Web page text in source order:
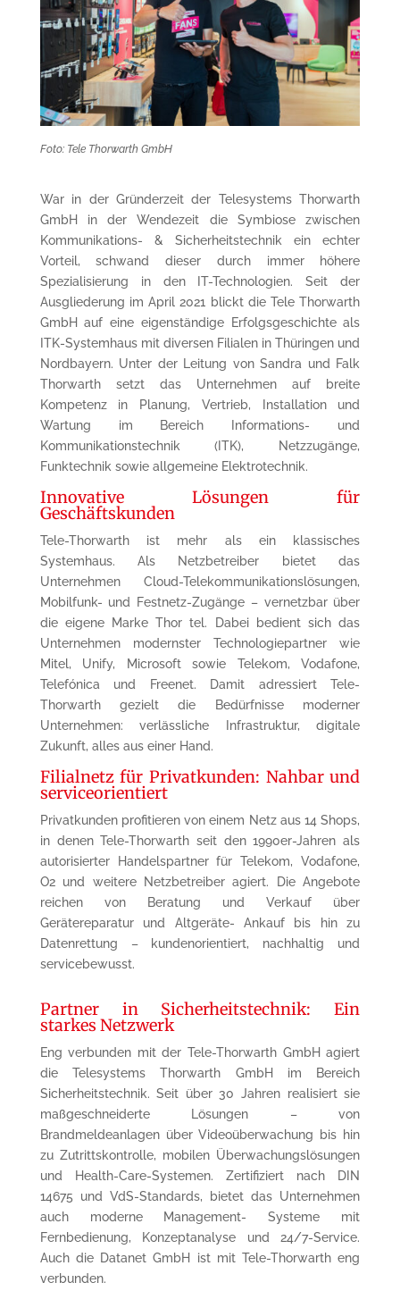
Foto: Tele Thorwarth GmbH
War in der Gründerzeit der Telesystems Thorwarth
GmbH in der Wendezeit die Symbiose zwischen
Kommunikations- & Sicherheitstechnik ein echter
Vorteil, schwand dieser durch immer höhere
Spezialisierung in den IT-Technologien. Seit der
Ausgliederung im April 2021 blickt die Tele Thorwarth
GmbH auf eine eigenständige Erfolgsgeschichte als
ITK-Systemhaus mit diversen Filialen in Thüringen und
Nordbayern. Unter der Leitung von Sandra und Falk
Thorwarth setzt das Unternehmen auf breite
Kompetenz in Planung, Vertrieb, Installation und
Wartung im Bereich Informations- und
Kommunikationstechnik (ITK), Netzzugänge,
Funktechnik sowie allgemeine Elektrotechnik.
Innovative Lösungen für
Geschäftskunden
Tele-Thorwarth ist mehr als ein klassisches
Systemhaus. Als Netzbetreiber bietet das
Unternehmen Cloud-Telekommunikationslösungen,
Mobilfunk- und Festnetz-Zugänge – vernetzbar über
die eigene Marke Thor tel. Dabei bedient sich das
Unternehmen modernster Technologiepartner wie
Mitel, Unify, Microsoft sowie Telekom, Vodafone,
Telefónica und Freenet. Damit adressiert Tele-
Thorwarth gezielt die Bedürfnisse moderner
Unternehmen: verlässliche Infrastruktur, digitale
Zukunft, alles aus einer Hand.
Filialnetz für Privatkunden: Nahbar und
serviceorientiert
Privatkunden profitieren von einem Netz aus 14 Shops,
in denen Tele-Thorwarth seit den 1990er-Jahren als
autorisierter Handelspartner für Telekom, Vodafone,
O2 und weitere Netzbetreiber agiert. Die Angebote
reichen von Beratung und Verkauf über
Gerätereparatur und Altgeräte- Ankauf bis hin zu
Datenrettung – kundenorientiert, nachhaltig und
servicebewusst.
Partner in Sicherheitstechnik: Ein
starkes Netzwerk
Eng verbunden mit der Tele-Thorwarth GmbH agiert
die Telesystems Thorwarth GmbH im Bereich
Sicherheitstechnik. Seit über 30 Jahren realisiert sie
maßgeschneiderte Lösungen – von
Brandmeldeanlagen über Videoüberwachung bis hin
zu Zutrittskontrolle, mobilen Überwachungslösungen
und Health-Care-Systemen. Zertifiziert nach DIN
14675 und VdS-Standards, bietet das Unternehmen
auch moderne Management- Systeme mit
Fernbedienung, Konzeptanalyse und 24/7-Service.
Auch die Datanet GmbH ist mit Tele-Thorwarth eng
verbunden.